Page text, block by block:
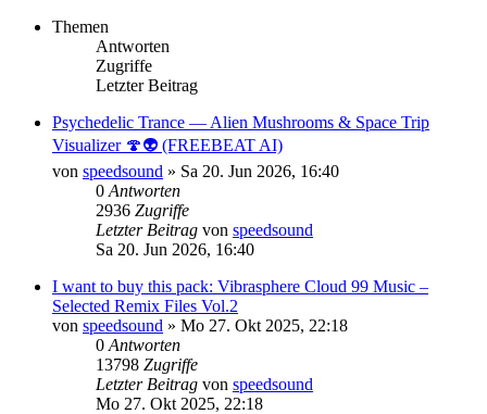
Themen
Antworten
Zugriffe
Letzter Beitrag
Psychedelic Trance — Alien Mushrooms & Space Trip
Visualizer 🍄👽 (FREEBEAT AI)
von speedsound » Sa 20. Jun 2026, 16:40
0 Antworten
2936 Zugriffe
Letzter Beitrag von speedsound
Sa 20. Jun 2026, 16:40
I want to buy this pack: Vibrasphere Cloud 99 Music –
Selected Remix Files Vol.2
von speedsound » Mo 27. Okt 2025, 22:18
0 Antworten
13798 Zugriffe
Letzter Beitrag von speedsound
Mo 27. Okt 2025, 22:18